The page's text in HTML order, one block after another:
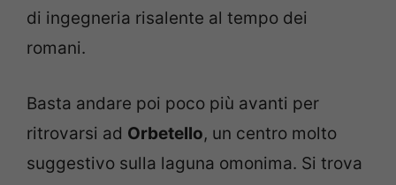
di ingegneria risalente al tempo dei
romani.
Basta andare poi poco più avanti per
ritrovarsi ad Orbetello, un centro molto
suggestivo sulla laguna omonima. Si trova